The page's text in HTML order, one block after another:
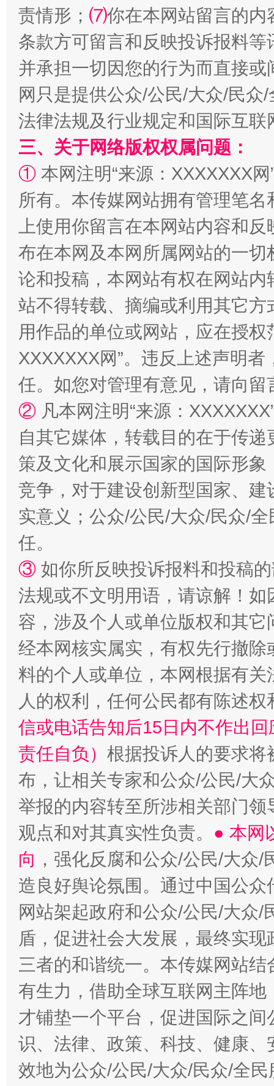
国家大学科技园优化重塑工作
扯下公款旅游的“隐身衣” 如何以
“蜀中异人”王建安的艺术幻境
责情形； ⑺你在本网站留言的内
条款方可留言和反映投诉报料
并承担一切因您的行为而直接
网只是提供公众/公民/大众/民
法律法规及行业规定和国际互
三、关于网络版权权属问题：
① 本网注明“来源：XXXXXXX
所有。本传媒网站拥有管理笔
上使用你留言在本网站内容和
布在本网及本网所属网站的一
论和投稿，本网站有权在网站
站不得转载、摘编或利用其它
用作品的单位或网站，应在授
XXXXXXX网”。违反上述声明
任。如您对管理有意见，请向
② 凡本网注明“来源：
自其它媒体，转载目的在于传
策及文化和展示国家的国际形
竞争，对于建设创新型国家、
实意义；公众/公民/大众/民众/
任。
③ 如你所反映投诉报料和投稿
法规或不文明用语，请谅解！
容，涉及个人或单位版权和其它
经本网核实属实，有权先行撤
料的个人或单位，本网根据有
人的权利，任何公民都有陈述
信或电话告知后15日内不作出
责任自负） 根据投诉人的要求将
布，让相关专家和公众/公民/大
举报的内容转至所涉相关部门
观点和对其真实性负责。 ● 本网
向 ，强化反腐和公众/公民/大众
造良好舆论氛围。通过中国公
网站架起政府和公众/公民/大众
盾，促进社会大发展，最终实
三者的和谐统一。本传媒网站
有生力，借助全球互联网主阵
才铺垫一个平台，促进国际之
识、法律、政策、科技、健康
效地为公众/公民/大众/民众/全